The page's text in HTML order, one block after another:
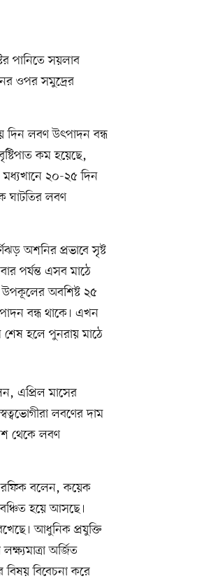
পানিতে সয়লাব
ওপর সমুদ্রের
দিন লবণ উৎপাদন বন্ধ
কম হয়েছে,
২০-২৫ দিন
ঘাটতির লবণ
অশনির প্রভাবে সৃষ্ট
পর্যন্ত এসব মাঠে
উপকূলের অবশিষ্ট ২৫
বন্ধ থাকে। এখন
শেষ হলে পুনরায় মাঠে
এপ্রিল মাসের
লবণের দাম
থেকে লবণ
বলেন, কয়েক
বঞ্চিত হয়ে আসছে।
আধুনিক প্রযুক্তি
অর্জিত
বিষয় বিবেচনা করে